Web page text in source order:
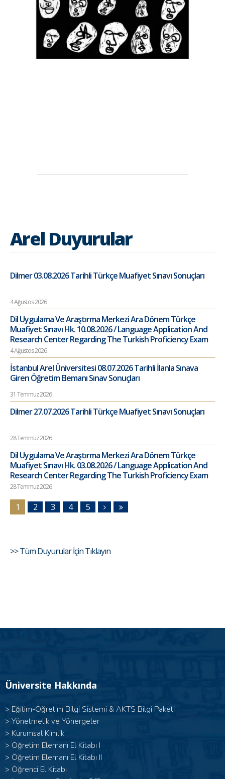
Arel Duyurular
Dilmer 03.08.2026 Tarihli Türkçe Muafiyet Sınavı Sonuçları
4 Ağustos 2026
Dil Uygulama Ve Araştırma Merkezi Ara Dönem Türkçe
Muafiyet Sınavı Hk. 10.08.2026 / Language Application And
Research Center Regarding The Turkish Proficiency Exam
4 Ağustos 2026
İstanbul Arel Üniversitesi 08.07.2026 Tarihli İlanla Sınava
Giren Öğretim Elemanı Sınav Sonuçları
31 Temmuz 2026
Dilmer 27.07.2026 Tarihli Türkçe Muafiyet Sınavı Sonuçları
28 Temmuz 2026
Dil Uygulama Ve Araştırma Merkezi Ara Dönem Türkçe
Muafiyet Sınavı Hk. 03.08.2026 / Language Application And
Research Center Regarding The Turkish Proficiency Exam
28 Temmuz 2026
1 2 3 4 5
>> Tüm Duyurular İçin Tıklayın
Üniversite Hakkında
> Eğitim-Öğretim Bilgi Sistemi & AKTS Bilgi Paketi
> Yönetmelik ve Yönergeler
> Kurumsal Kimlik
> Öğretim Elemanı El Kitabı I
> Öğretim Elemanı El Kitabı II
> Öğrenci El Kitabı